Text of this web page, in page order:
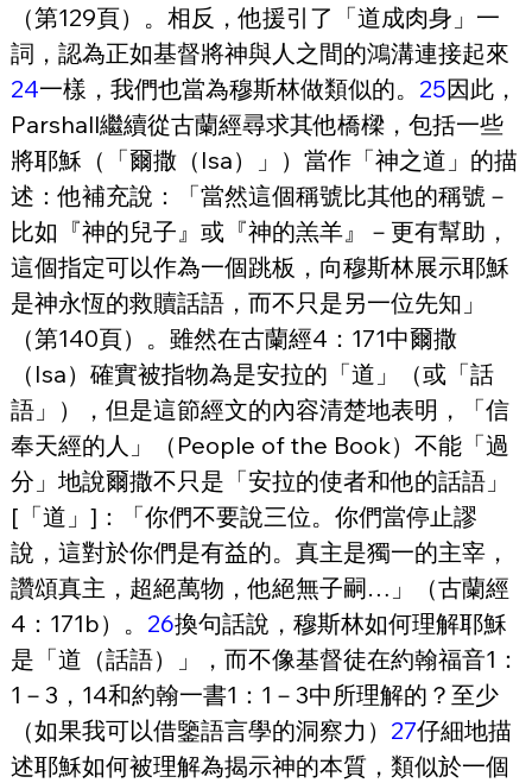
（第129頁）。相反，他援引了「道成肉身」一
詞，認為正如基督將神與人之間的鴻溝連接起來
24一樣，我們也當為穆斯林做類似的。 25因此，
Parshall繼續從古蘭經尋求其他橋樑，包括一些
將耶穌（「爾撒（Isa）」）當作「神之道」的描
述：他補充說：「當然這個稱號比其他的稱號－
比如『神的兒子』或『神的羔羊』－更有幫助，
這個指定可以作為一個跳板，向穆斯林展示耶穌
是神永恆的救贖話語，而不只是另一位先知」
（第140頁）。雖然在古蘭經4：171中爾撒
（Isa）確實被指物為是安拉的「道」（或「話
語」），但是這節經文的內容清楚地表明，「信
奉天經的人」（People of the Book）不能「過
分」地說爾撒不只是「安拉的使者和他的話語」
[「道」]：「你們不要說三位。你們當停止謬
說，這對於你們是有益的。真主是獨一的主宰，
讚頌真主，超絕萬物，他絕無子嗣…」（古蘭經
4：171b）。 26換句話說，穆斯林如何理解耶穌
是「道（話語）」，而不像基督徒在約翰福音1：
1－3，14和約翰一書1：1－3中所理解的？至少
（如果我可以借鑒語言學的洞察力） 27仔細地描
述耶穌如何被理解為揭示神的本質，類似於一個